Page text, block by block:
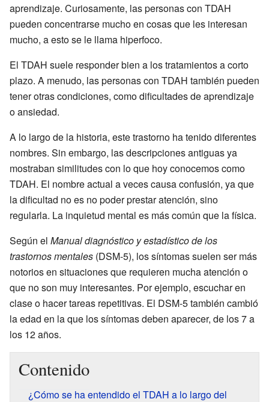
aprendizaje. Curiosamente, las personas con TDAH
pueden concentrarse mucho en cosas que les interesan
mucho, a esto se le llama hiperfoco.
El TDAH suele responder bien a los tratamientos a corto
plazo. A menudo, las personas con TDAH también pueden
tener otras condiciones, como dificultades de aprendizaje
o ansiedad.
A lo largo de la historia, este trastorno ha tenido diferentes
nombres. Sin embargo, las descripciones antiguas ya
mostraban similitudes con lo que hoy conocemos como
TDAH. El nombre actual a veces causa confusión, ya que
la dificultad no es no poder prestar atención, sino
regularla. La inquietud mental es más común que la física.
Según el Manual diagnóstico y estadístico de los
trastornos mentales (DSM-5), los síntomas suelen ser más
notorios en situaciones que requieren mucha atención o
que no son muy interesantes. Por ejemplo, escuchar en
clase o hacer tareas repetitivas. El DSM-5 también cambió
la edad en la que los síntomas deben aparecer, de los 7 a
los 12 años.
Contenido
¿Cómo se ha entendido el TDAH a lo largo del